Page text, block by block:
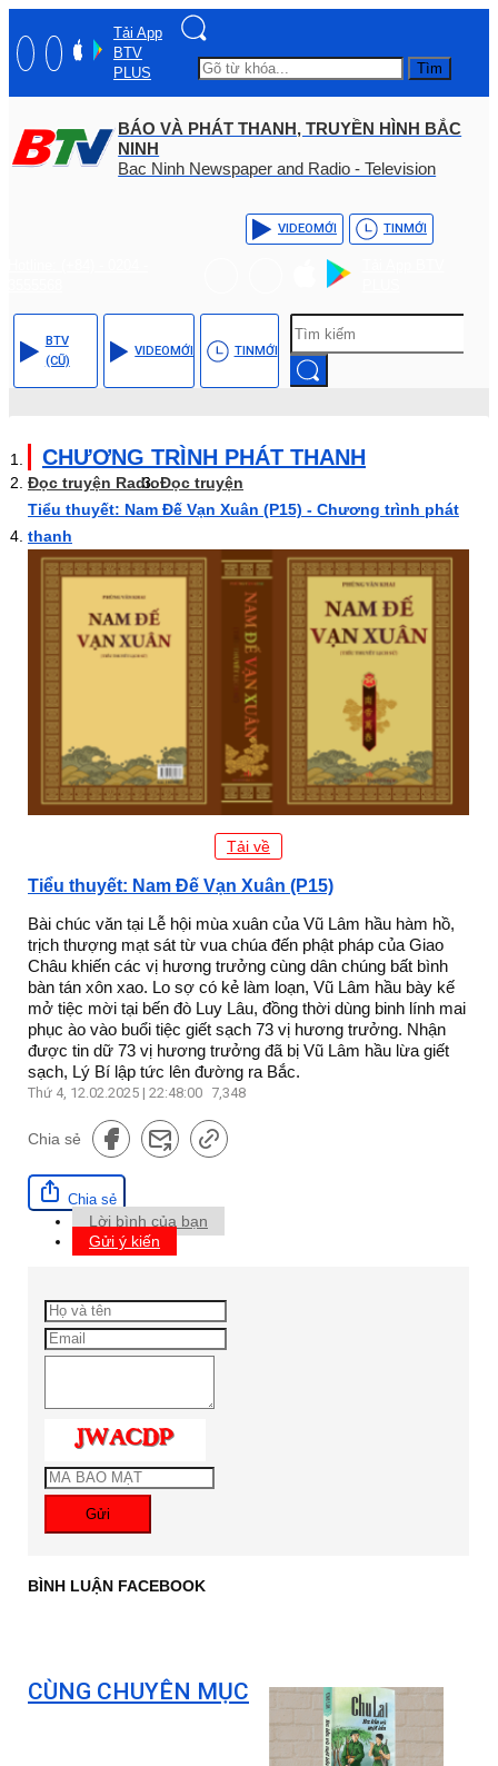
Tải App
BTV
PLUS
Tìm
BÁO VÀ PHÁT THANH, TRUYỀN HÌNH BẮC
NINH
Bac Ninh Newspaper and Radio - Television
VIDEOMỚI TINMỚI
BTV
(CŨ)
VIDEOMỚI TINMỚI
CHƯƠNG TRÌNH PHÁT THANH
Đọc truyện RadioĐọc truyện
Tiểu thuyết: Nam Đế Vạn Xuân (P15) - Chương trình phát
thanh
Tải về
Tiểu thuyết: Nam Đế Vạn Xuân (P15)
Bài chúc văn tại Lễ hội mùa xuân của Vũ Lâm hầu hàm hồ,
trịch thượng mạt sát từ vua chúa đến phật pháp của Giao
Châu khiến các vị hương trưởng cùng dân chúng bất bình
bàn tán xôn xao. Lo sợ có kẻ làm loạn, Vũ Lâm hầu bày kế
mở tiệc mời tại bến đò Luy Lâu, đồng thời dùng binh lính mai
phục ào vào buổi tiệc giết sạch 73 vị hương trưởng. Nhận
được tin dữ 73 vị hương trưởng đã bị Vũ Lâm hầu lừa giết
sạch, Lý Bí lập tức lên đường ra Bắc.
Thứ 4, 12.02.2025 | 22:48:00 7,348
Chia sẻ
Chia sẻ
Lời bình của bạn
Gửi ý kiến
Gửi
BÌNH LUẬN FACEBOOK
CÙNG CHUYÊN MỤC